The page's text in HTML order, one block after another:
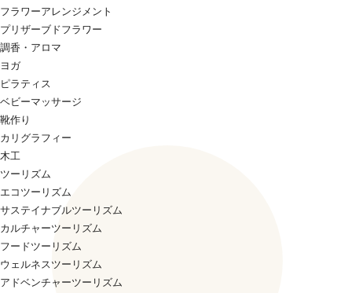
フラワーアレンジメント
プリザーブドフラワー
調香・アロマ
ヨガ
ピラティス
ベビーマッサージ
靴作り
カリグラフィー
木工
ツーリズム
エコツーリズム
サステイナブルツーリズム
カルチャーツーリズム
フードツーリズム
ウェルネスツーリズム
アドベンチャーツーリズム